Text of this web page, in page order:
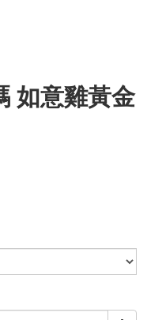
如意雞黃金